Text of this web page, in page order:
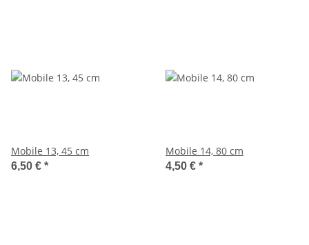
Mobile 13, 45 cm
6,50 € *
Mobile 14, 80 cm
4,50 € *